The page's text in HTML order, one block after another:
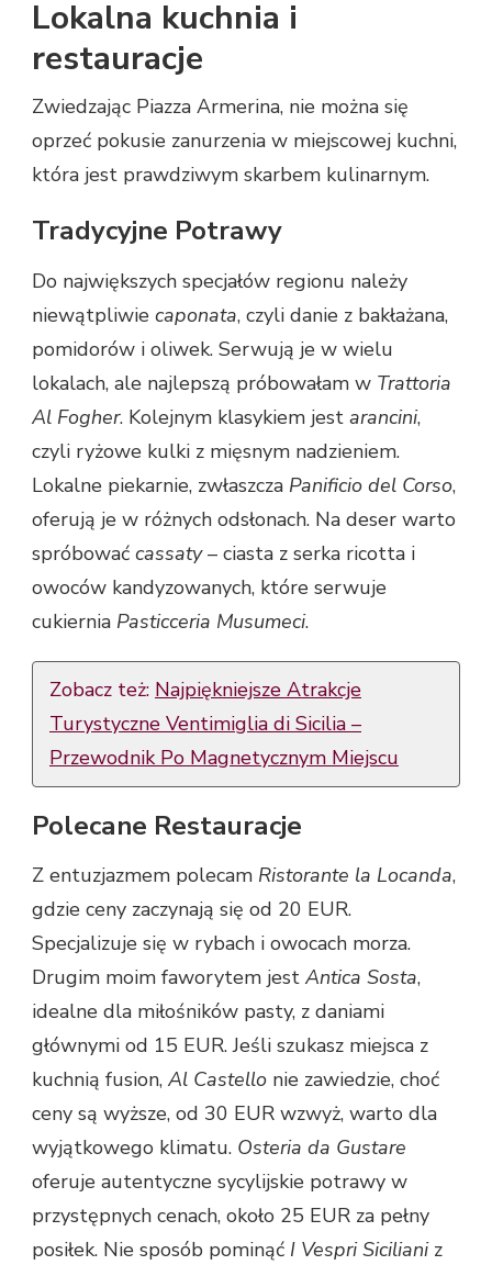
Lokalna kuchnia i
restauracje
Zwiedzając Piazza Armerina, nie można się
oprzeć pokusie zanurzenia w miejscowej kuchni,
która jest prawdziwym skarbem kulinarnym.
Tradycyjne Potrawy
Do największych specjałów regionu należy
niewątpliwie caponata, czyli danie z bakłażana,
pomidorów i oliwek. Serwują je w wielu
lokalach, ale najlepszą próbowałam w Trattoria
Al Fogher. Kolejnym klasykiem jest arancini,
czyli ryżowe kulki z mięsnym nadzieniem.
Lokalne piekarnie, zwłaszcza Panificio del Corso,
oferują je w różnych odsłonach. Na deser warto
spróbować cassaty– ciasta z serka ricotta i
owoców kandyzowanych, które serwuje
cukiernia Pasticceria Musumeci.
Zobacz też: Najpiękniejsze Atrakcje
Turystyczne Ventimiglia di Sicilia –
Przewodnik Po Magnetycznym Miejscu
Polecane Restauracje
Z entuzjazmem polecam Ristorante la Locanda,
gdzie ceny zaczynają się od 20 EUR.
Specjalizuje się w rybach i owocach morza.
Drugim moim faworytem jest Antica Sosta,
idealne dla miłośników pasty, z daniami
głównymi od 15 EUR. Jeśli szukasz miejsca z
kuchnią fusion, Al Castello nie zawiedzie, choć
ceny są wyższe, od 30 EUR wzwyż, warto dla
wyjątkowego klimatu. Osteria da Gustare
oferuje autentyczne sycylijskie potrawy w
przystępnych cenach, około 25 EUR za pełny
posiłek. Nie sposób pominąć I Vespri Sicilianiz